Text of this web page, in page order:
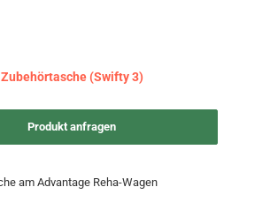
Zubehörtasche (Swifty 3)
Produkt anfragen